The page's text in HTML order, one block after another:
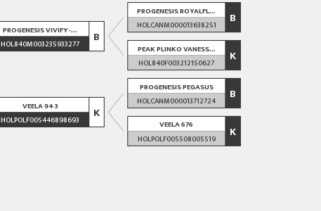
PROGENESIS VIVIFY-...
HOL840M003235933277 B
VEELA 943
HOLPOLF005446898693 K
PROGENESIS ROYALFL...
HOLCANM000013638251 B
PEAK PLINKO VANESS...
HOL840F003212150627 K
PROGENESIS PEGASUS
HOLCANM000013712724 B
VEELA 676
HOLPOLF005508005519 K